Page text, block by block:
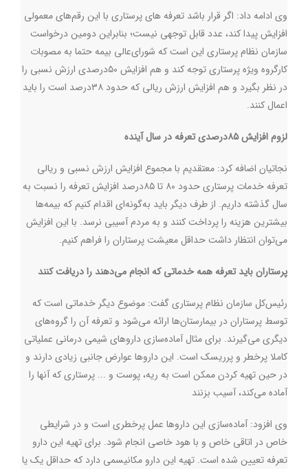
وی ادامه داد: اگر قرار باشد تعرفه های پرستاری با این رقم‌های معمولی
افزایش پیدا کند، عدد قابل توجهی نیست؛ بنابراین دومین درخواست
سازمان نظام پرستاری این است که شورای‌عالی بیمه حتما به مصوبات
کارگروه ویژه پرستاری توجه کند و هم افزایش ۵۰درصدی ارزش نسبی را
در نظر بگیرد و هم افزایش ارزش ریالی که حدود ۳۸درصد است را باید
اعمال کنند.
لزوم افزایش ۸۵درصدی تعرفه در سال آینده
نجاتیان اضافه کرد: معتقدیم با مجموع افزایش ارزش نسبی و ریالی
تعرفه خدمات پرستاری حدود ۸۰ تا ۸۵درصد افزایش تعرفه را نسبت به
سال گذشته داریم. از طرف دیگر باید به‌گونه‌ای اقدام کنیم که بیمه‌ها
بیشترین هزینه را پرداخت کنند و به مردم آسیبی نرسد. با این افزایش
می‌توان انتظار داشت حداقل معیشت پرستاران را فراهم کنیم.
پرستاران باید تعرفه همه خدماتی که انجام می‌دهند را دریافت کنند
رئیس‌کل سازمان نظام پرستاری گفت: موضوع دیگر خدماتی است که
توسط پرستاران در بیمارستان‌ها ارائه می‌شود و تعرفه آن را گروه‌های
دیگری می‌گیرند. برای مثال آماده‌سازی داروهای شیمی درمانی عملیاتی
کاملا پرخطر و پرریسک است. این داروها عوارض جانبی زیادی دارند و
در حین تهیه کردن ممکن است به ریه، پوست و ... پرستاری که آنها را
آماده می‌کند، آسیب بزنند
وی افزود: آماده‌سازی این داروها عمل پرخطری است و در شرایطی
خاص در اتاقی خاص و با هود خاصی انجام شود. برای تهیه این دارو
تعرفه تعیین شده است. تهیه این دارو مکانیسمی دارد که حداقل یک یا